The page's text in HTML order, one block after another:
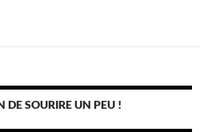
DE SOURIRE UN PEU !